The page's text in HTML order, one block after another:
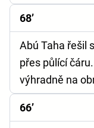
68’
Abú Taha řešil
přes půlící
výhradně na
66’